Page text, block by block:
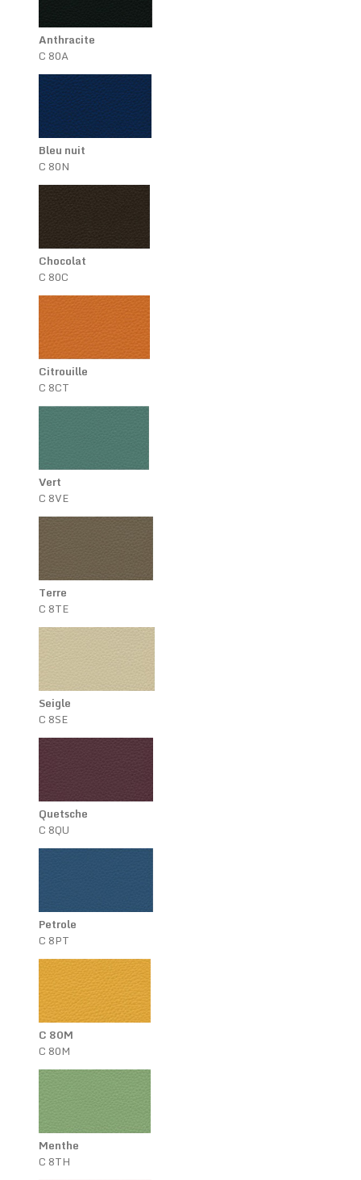
Anthracite
C 80A
Bleu nuit
C 80N
Chocolat
C 80C
Citrouille
C 8CT
Vert
C 8VE
Terre
C 8TE
Seigle
C 8SE
Quetsche
C 8QU
Petrole
C 8PT
C 80M
C 80M
Menthe
C 8TH